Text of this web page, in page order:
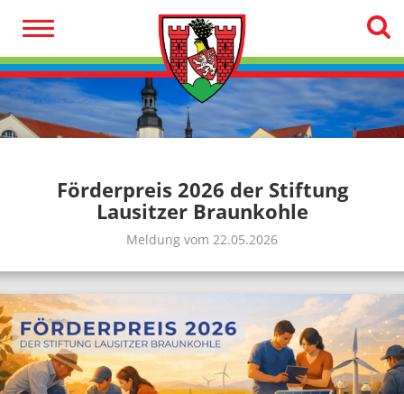
Förderpreis 2026 der Stiftung
Lausitzer Braunkohle
Meldung vom 22.05.2026